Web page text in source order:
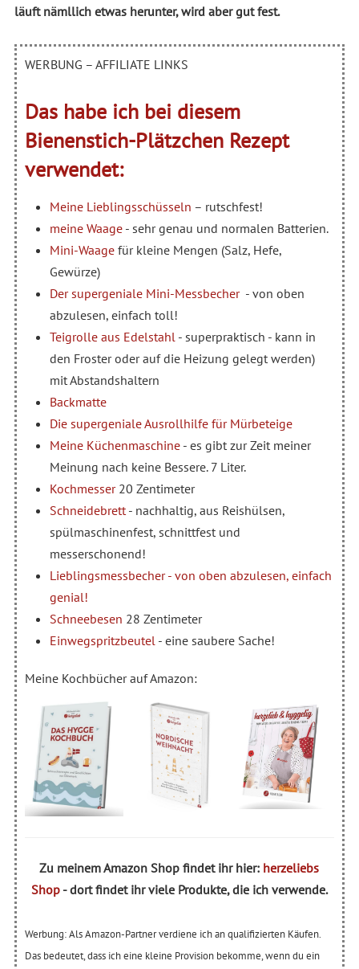
läuft nämllich etwas herunter, wird aber gut fest.
WERBUNG – AFFILIATE LINKS
Das habe ich bei diesem
Bienenstich-Plätzchen Rezept
verwendet:
Meine Lieblingsschüsseln – rutschfest!
meine Waage- sehr genau und normalen Batterien.
Mini-Waagefür kleine Mengen (Salz, Hefe,
Gewürze)
Der supergeniale Mini-Messbecher - von oben
abzulesen, einfach toll!
Teigrolle aus Edelstahl - superpraktisch - kann in
den Froster oder auf die Heizung gelegt werden)
mit Abstandshaltern
Backmatte
Die supergeniale Ausrollhilfe für Mürbeteige
Meine Küchenmaschine- es gibt zur Zeit meiner
Meinung nach keine Bessere. 7 Liter.
Kochmesser20 Zentimeter
Schneidebrett- nachhaltig, aus Reishülsen,
spülmaschinenfest, schnittfest und
messerschonend!
Lieblingsmessbecher - von oben abzulesen, einfach
genial!
Schneebesen 28 Zentimeter
Einwegspritzbeutel - eine saubere Sache!
Meine Kochbücher auf Amazon:
Zu meinem Amazon Shop findet ihr hier: herzeliebs
Shop- dort findet ihr viele Produkte, die ich verwende.
Werbung: Als Amazon-Partner verdiene ich an qualifizierten Käufen.
Das bedeutet, dass ich eine kleine Provision bekomme, wenn du ein